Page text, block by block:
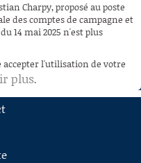
Charpy, proposé au poste
des comptes de campagne et
14 mai 2025 n'est plus
accepter l'utilisation de votre
plus.